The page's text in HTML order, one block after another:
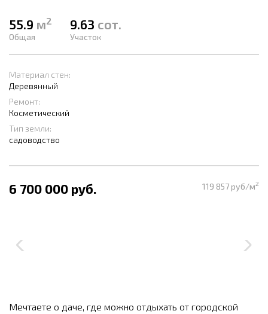
55.9 м2
Общая
9.63 сот.
Участок
Материал стен:
Деревянный
Ремонт:
Косметический
Тип земли:
садоводство
6 700 000 руб. 119 857 руб/м2
Мечтаете о даче, где можно отдыхать от городской